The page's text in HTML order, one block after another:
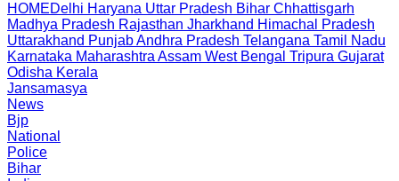
HOMEDelhi Haryana Uttar Pradesh Bihar Chhattisgarh
Madhya Pradesh Rajasthan Jharkhand Himachal Pradesh
Uttarakhand PunjabAndhra Pradesh Telangana Tamil Nadu
Karnataka Maharashtra Assam West Bengal Tripura Gujarat
Odisha Kerala
Jansamasya
News
Bjp
National
Police
Bihar